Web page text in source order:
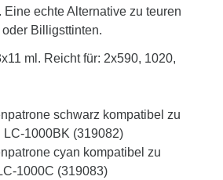
echte Alternative zu teuren
Billigsttinten.
ml. Reicht für: 2x590, 1020,
schwarz kompatibel zu
LC-1000BK (319082)
cyan kompatibel zu
1000C (319083)